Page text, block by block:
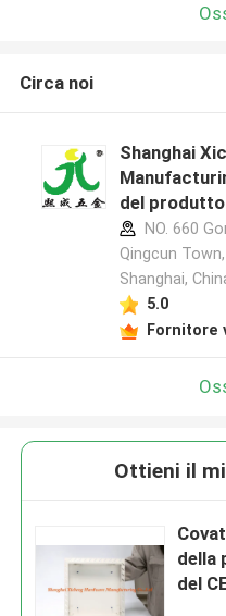
Circa noi
Shanghai
del
NO. 660
Qingcun
Shanghai,
5.0
Fornitore
Ottieni il
della
del